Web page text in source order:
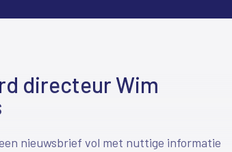
directeur Wim
nieuwsbrief vol met nuttige informatie